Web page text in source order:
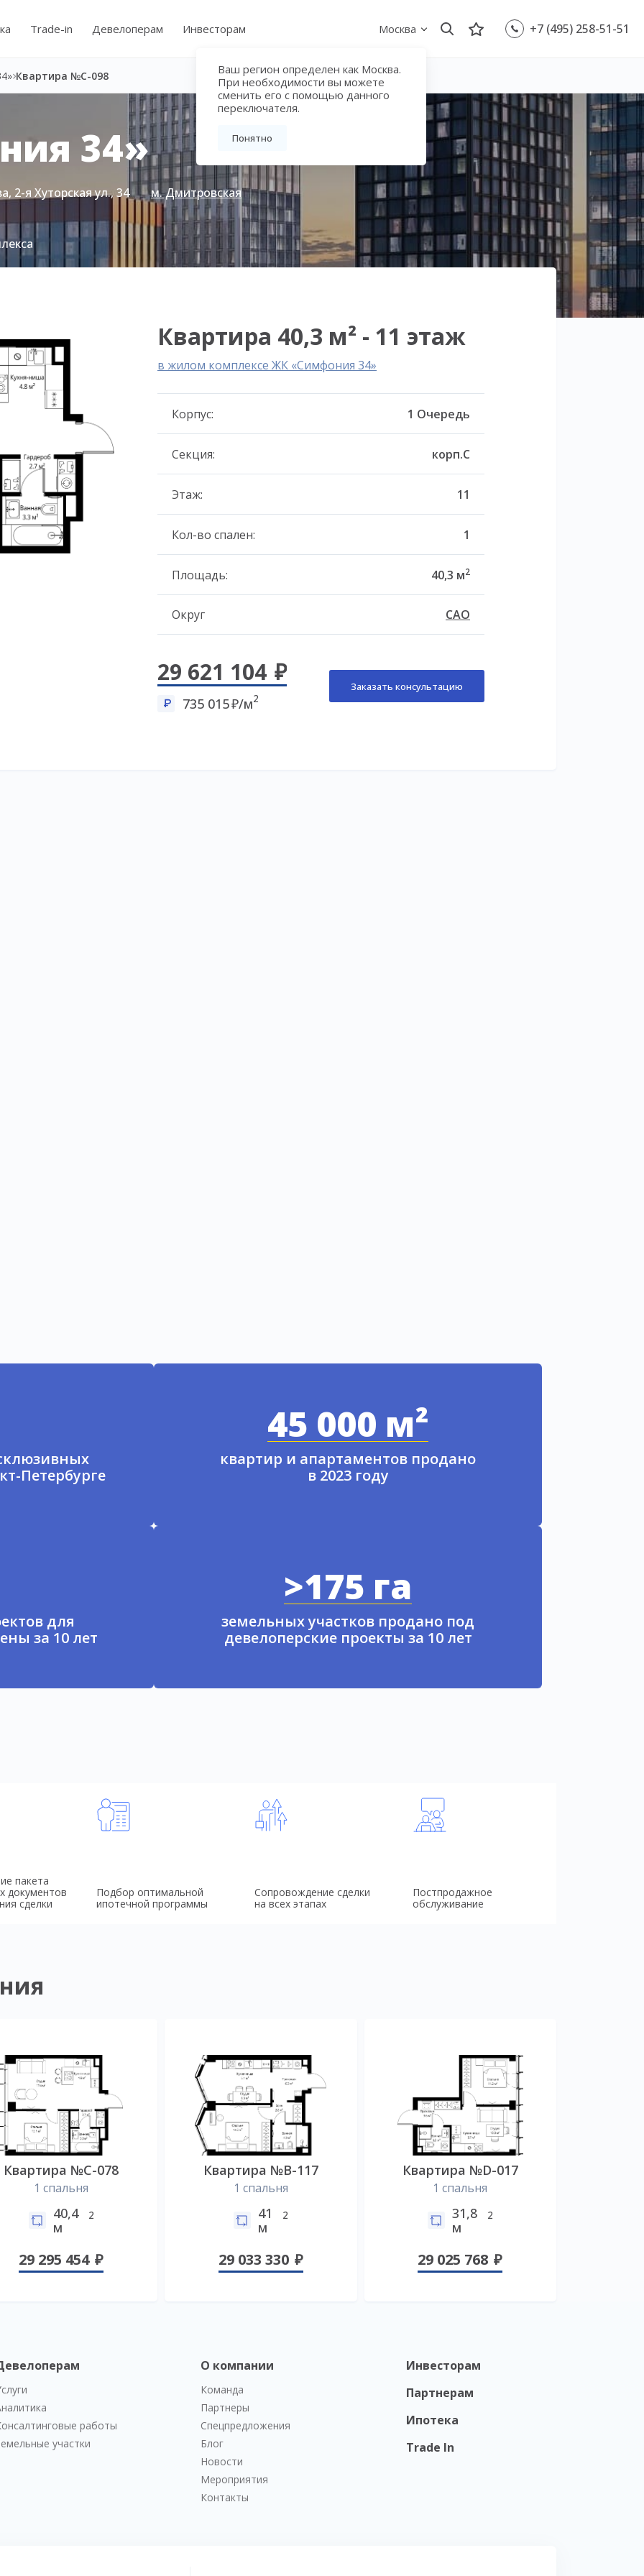
Trade-in Девелоперам Инвесторам Москва
Ваш регион определен как Москва.
При необходимости вы можете
сменить его с помощью данного
переключателя.
Понятно
+7 (495) 258-51-51
Квартира №C-098
34»
2-я Хуторская ул., 34 м. Дмитровская
Квартира 40,3 м² - 11 этаж
в жилом комплексе ЖК «Симфония 34»
Корпус: 1 Очередь
Секция: корп.C
Этаж: 11
Кол-во спален: 1
Площадь: 40,3 м2
Округ САО
29 621 104
735 015 /м2
Заказать консультацию
Петербурге
45 000 м²
квартир и апартаментов продано
в 2023 году
для
за 10 лет
>175 га
земельных участков продано под
девелоперские проекты за 10 лет
пакета
документов
сделки
Подбор оптимальной
ипотечной программы
Сопровождение сделки
на всех этапах
Постпродажное
обслуживание
Квартира №C-078
1 спальня
40,4
м
2
29 295 454
Квартира №B-117
1 спальня
41
м
2
29 033 330
Квартира №D-017
1 спальня
31,8
м
2
29 025 768
работы
участки
О компании
Команда
Партнеры
Спецпредложения
Блог
Новости
Мероприятия
Контакты
Инвесторам
Партнерам
Ипотека
Trade In